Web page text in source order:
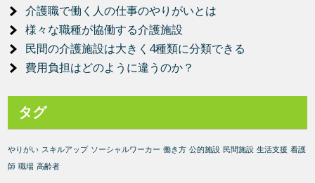
介護職で働く人の仕事のやりがいとは
様々な職種が協働する介護施設
民間の介護施設は大きく4種類に分類できる
費用負担はどのように違うのか？
タグ
やりがい スキルアップ ソーシャルワーカー 働き方 公的施設 民間施設 生活支援 看護
師 職場 高齢者